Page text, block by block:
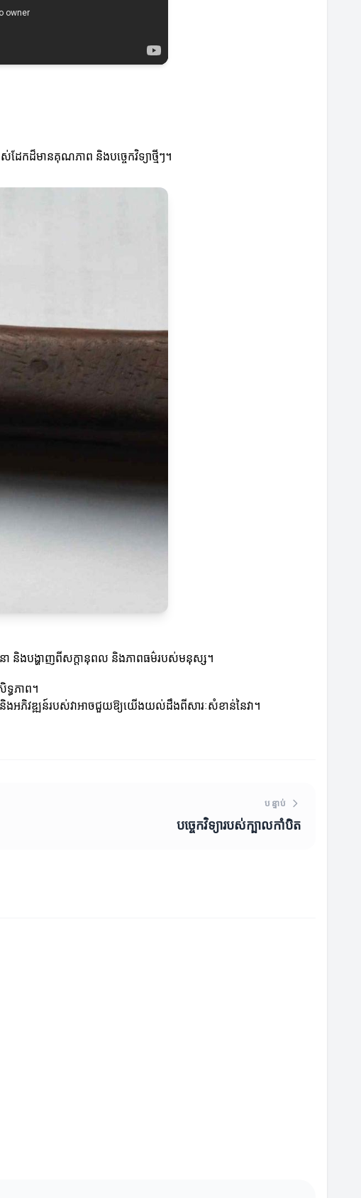
ដែកដ៏មានគុណភាព និងបច្ចេកវិទ្យាថ្មីៗ។
នា និងបង្ហាញពីសក្តានុពល និងភាពធម៌របស់មនុស្ស។
ធភាព។
រនិងអភិវឌ្ឍន៍របស់វាអាចជួយឱ្យយើងយល់ដឹងពីសារៈសំខាន់នៃវា។
បន្ទាប់
បច្ចេកវិទ្យារបស់ក្បាលកាំបិត